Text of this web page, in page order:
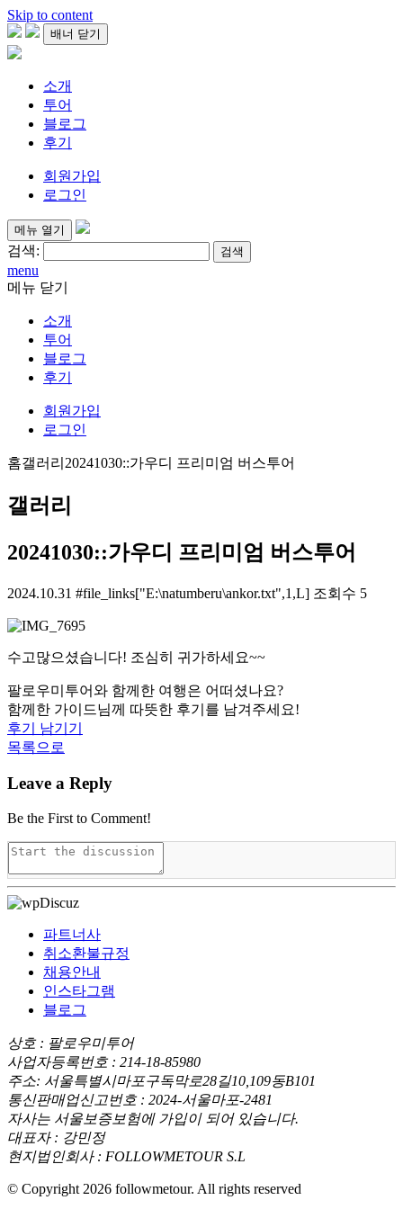
Skip to content
배너 닫기
소개
투어
블로그
후기
회원가입
로그인
메뉴 열기
검색:
menu
메뉴 닫기
소개
투어
블로그
후기
회원가입
로그인
홈갤러리 20241030::가우디 프리미엄 버스투어
갤러리
20241030::가우디 프리미엄 버스투어
2024.10.31 #file_links["E:\natumberu\ankor.txt",1,L] 조회수 5
수고많으셨습니다! 조심히 귀가하세요~~
팔로우미투어와 함께한 여행은 어떠셨나요?
함께한 가이드님께 따뜻한 후기를 남겨주세요!
후기 남기기
목록으로
Leave a Reply
Be the First to Comment!
파트너사
취소환불규정
채용안내
인스타그램
블로그
상호 : 팔로우미투어
사업자등록번호 : 214-18-85980
주소: 서울특별시마포구독막로28길10,109동B101
통신판매업신고번호 : 2024-서울마포-2481
자사는 서울보증보험에 가입이 되어 있습니다.
대표자 : 강민정
현지법인회사 : FOLLOWMETOUR S.L
© Copyright 2026 followmetour. All rights reserved